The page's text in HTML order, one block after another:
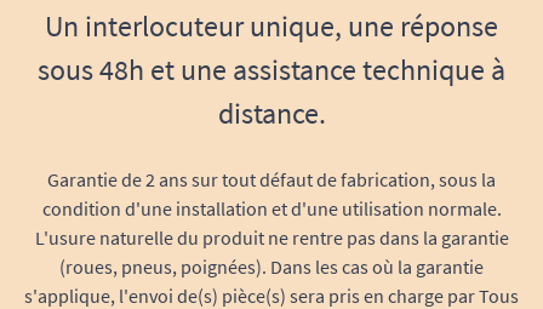
Un interlocuteur unique, une réponse
sous 48h et une assistance technique à
distance.
Garantie de 2 ans sur tout défaut de fabrication, sous la
condition d'une installation et d'une utilisation normale.
L'usure naturelle du produit ne rentre pas dans la garantie
(roues, pneus, poignées). Dans les cas où la garantie
s'applique, l'envoi de(s) pièce(s) sera pris en charge par Tous